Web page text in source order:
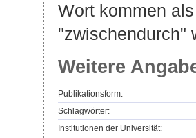
Wort kommen
"zwischendurch"
Weitere
Publikationsform:
Schlagwörter:
Institutionen der Universität: